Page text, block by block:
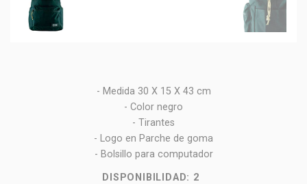
- Medida 30 X 15 X 43 cm
- Color negro
- Tirantes
- Logo en Parche de goma
- Bolsillo para computador
DISPONIBILIDAD: 2